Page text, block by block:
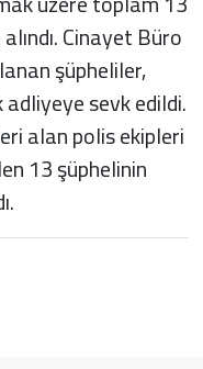
Cinayet Büro
şüpheliler,
sevk edildi.
alan polis ekipleri
13 şüphelinin